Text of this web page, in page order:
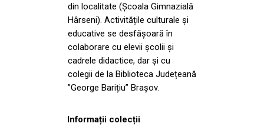
din localitate (Școala Gimnazială
Hârseni). Activitățile culturale și
educative se desfășoară în
colaborare cu elevii școlii și
cadrele didactice, dar și cu
colegii de la Biblioteca Județeană
”George Barițiu” Brașov.
Informații colecții